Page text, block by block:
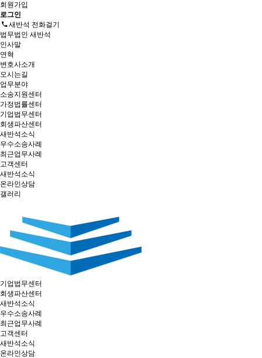
회원가입
로그인
새반석 전화걸기
법무법인 새반석
인사말
연혁
변호사소개
오시는길
업무분야
소송지원센터
가정법률센터
기업법무센터
회생파산센터
새반석소식
우수소송사례
최근업무사례
고객센터
새반석소식
온라인상담
갤러리
기업법무센터
회생파산센터
새반석소식
우수소송사례
최근업무사례
고객센터
새반석소식
온라인상담